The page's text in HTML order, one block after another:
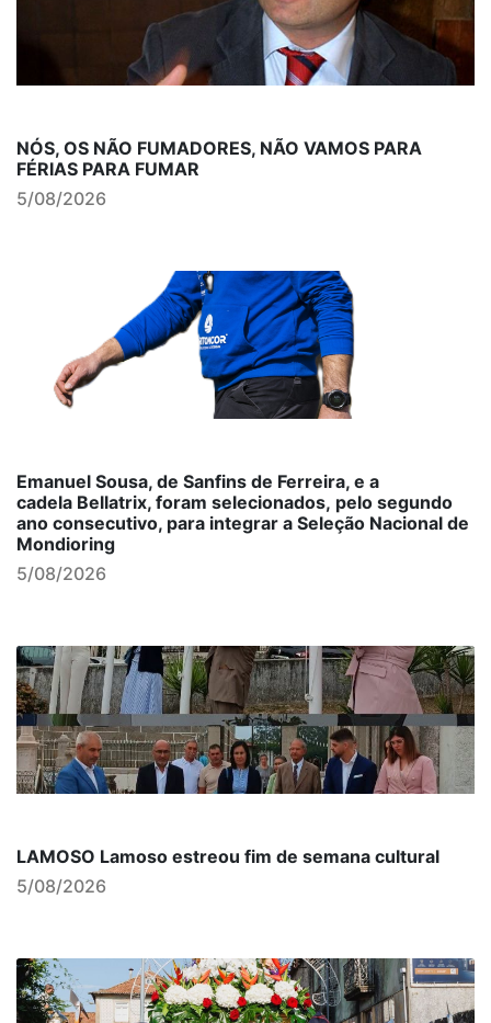
NÓS, OS NÃO FUMADORES, NÃO VAMOS PARA
FÉRIAS PARA FUMAR
5/08/2026
Emanuel Sousa, de Sanfins de Ferreira, e a
cadela Bellatrix, foram selecionados, pelo segundo
ano consecutivo, para integrar a Seleção Nacional de
Mondioring
5/08/2026
LAMOSO Lamoso estreou fim de semana cultural
5/08/2026